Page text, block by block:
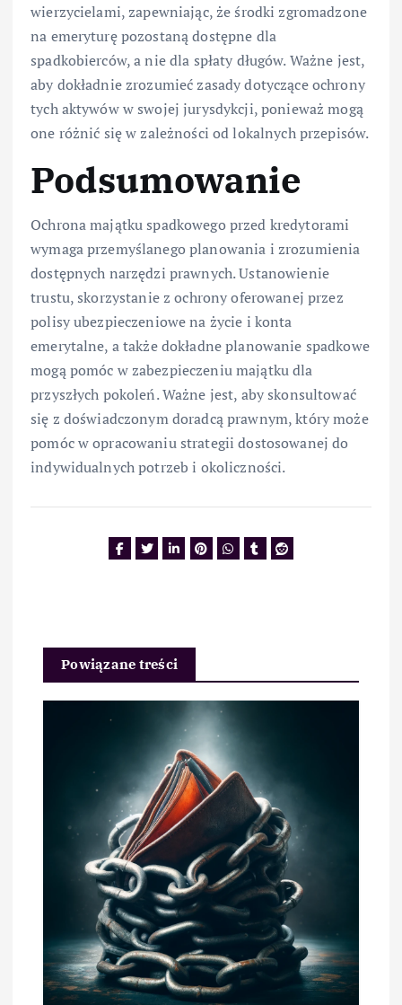
wierzycielami, zapewniając, że środki zgromadzone
na emeryturę pozostaną dostępne dla
spadkobierców, a nie dla spłaty długów. Ważne jest,
aby dokładnie zrozumieć zasady dotyczące ochrony
tych aktywów w swojej jurysdykcji, ponieważ mogą
one różnić się w zależności od lokalnych przepisów.
Podsumowanie
Ochrona majątku spadkowego przed kredytorami
wymaga przemyślanego planowania i zrozumienia
dostępnych narzędzi prawnych. Ustanowienie
trustu, skorzystanie z ochrony oferowanej przez
polisy ubezpieczeniowe na życie i konta
emerytalne, a także dokładne planowanie spadkowe
mogą pomóc w zabezpieczeniu majątku dla
przyszłych pokoleń. Ważne jest, aby skonsultować
się z doświadczonym doradcą prawnym, który może
pomóc w opracowaniu strategii dostosowanej do
indywidualnych potrzeb i okoliczności.
Powiązane treści